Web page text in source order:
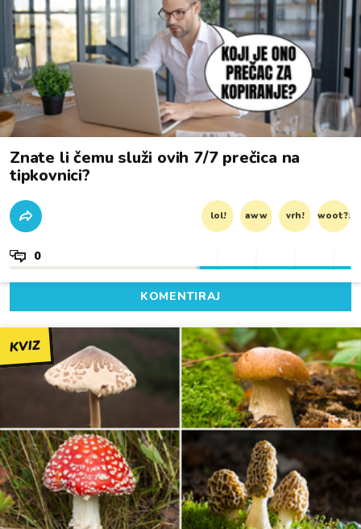
Znate li čemu služi ovih 7/7 prečica na
tipkovnici?
lol! aww vrh! woot?!
0
KOMENTIRAJ
KVIZ